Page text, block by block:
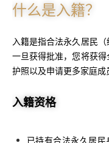
什么是入籍？
入籍是指合法永久居民（
一旦获得批准，您将获
护照以及申请更多家庭成
入籍资格
已持有合法永久居民